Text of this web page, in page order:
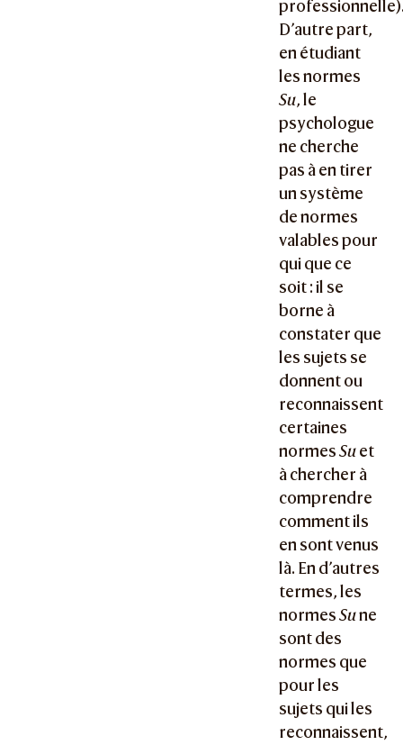
D’autre part,
en étudiant
les normes
Su, le
psychologue
ne cherche
pas à en tirer
un système
de normes
valables pour
qui que ce
soit : il se
borne à
constater que
les sujets se
donnent ou
reconnaissent
certaines
normesSuet
à chercher à
comprendre
comment ils
en sont venus
là. En d’autres
termes, les
normesSune
sont des
normes que
pour les
sujets qui les
reconnaissent,